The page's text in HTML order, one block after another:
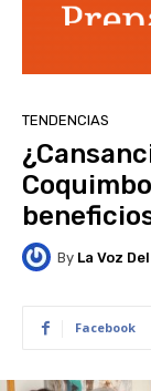
TENDENCIAS
By La Voz
Facebook